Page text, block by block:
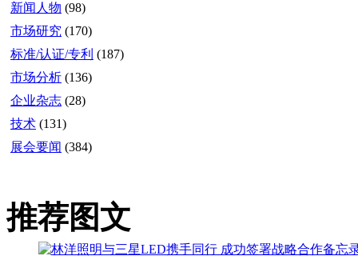
新闻人物 (98)
市场研究 (170)
标准/认证/专利 (187)
市场分析 (136)
企业杂志 (28)
技术 (131)
展会要闻 (384)
推荐图文